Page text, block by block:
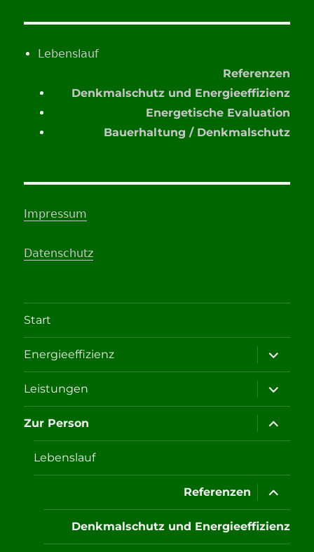
Lebenslauf
Referenzen
Denkmalschutz und Energieeffizienz
Energetische Evaluation
Bauerhaltung / Denkmalschutz
Impressum
Datenschutz
Start
Energieeffizienz
öffnen
Leistungen
öffnen
Zur Person
öffnen
Lebenslauf
Referenzen
öffnen
Denkmalschutz und Energieeffizienz